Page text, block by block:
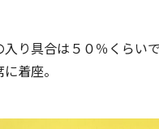
入り具合は５０％くらい
着座。